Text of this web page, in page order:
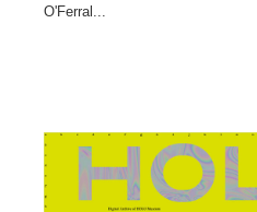
O'Ferral...